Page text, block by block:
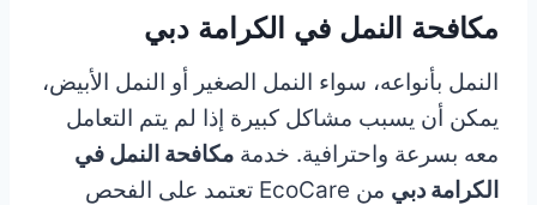
مكافحة النمل في الكرامة دبي
النمل بأنواعه، سواء النمل الصغير أو النمل الأبيض،
يمكن أن يسبب مشاكل كبيرة إذا لم يتم التعامل
معه بسرعة واحترافية. خدمة مكافحة النمل في
الكرامة دبي
من EcoCare تعتمد على الفحص